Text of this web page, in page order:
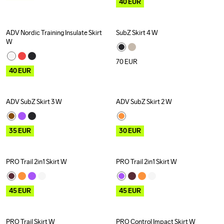
40EUR
Outlet
ADV Nordic Training Insulate Skirt
W
40EUR
SubZ Skirt 4 W
70EUR
Outlet
ADV SubZ Skirt 3 W
35EUR
Outlet
ADV SubZ Skirt 2 W
30EUR
Outlet
PRO Trail 2in1 Skirt W
45EUR
Outlet
PRO Trail 2in1 Skirt W
45EUR
PRO Trail Skirt W PRO Control Impact Skirt W